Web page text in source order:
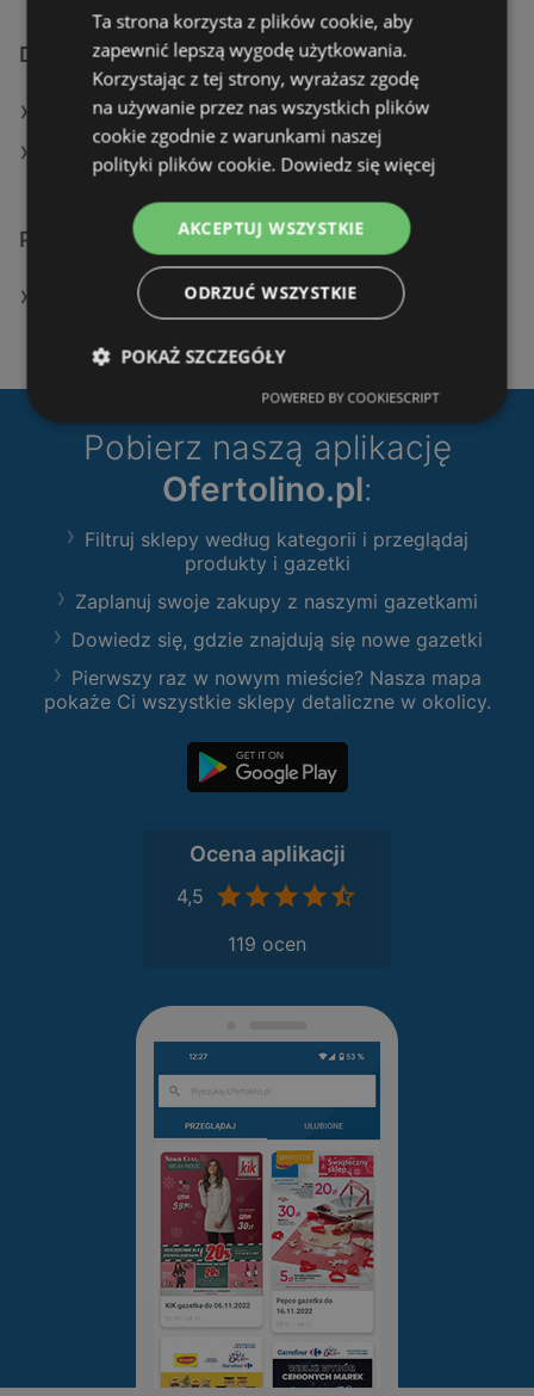
Dodatkowe łącza
Oferty KiK
Aktualne gazetki KiK
Podobne sklepy detaliczne
Pobierz naszą aplikację
Ofertolino.pl:
Filtruj sklepy według kategorii i przeglądaj
produkty i gazetki
Zaplanuj swoje zakupy z naszymi gazetkami
Dowiedz się, gdzie znajdują się nowe gazetki
Pierwszy raz w nowym mieście? Nasza mapa
pokaże Ci wszystkie sklepy detaliczne w okolicy.
Ocena aplikacji
4,5
119 ocen
Ta strona korzysta z plików cookie, aby
zapewnić lepszą wygodę użytkowania.
Korzystając z tej strony, wyrażasz zgodę
na używanie przez nas wszystkich plików
cookie zgodnie z warunkami naszej
polityki plików cookie. Dowiedz się więcej
AKCEPTUJ WSZYSTKIE
ODRZUĆ WSZYSTKIE
POKAŻ SZCZEGÓŁY
POWERED BY COOKIESCRIPT